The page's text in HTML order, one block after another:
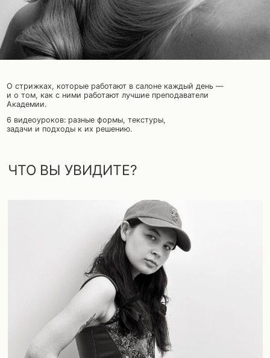
ЧТО ВЫ УВИДИТЕ?
MULLET И CURL SHAGGY —
САША ТРОФИМОВА